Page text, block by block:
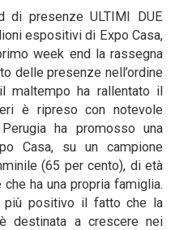
di presenze ULTIMI DUE
espositivi di Expo Casa,
week end la rassegna
delle presenze nell’ordine
maltempo ha rallentato il
è ripreso con notevole
ha promosso una
Casa, su un campione
(65 per cento), di età
ha una propria famiglia.
più positivo il fatto che la
destinata a crescere nei